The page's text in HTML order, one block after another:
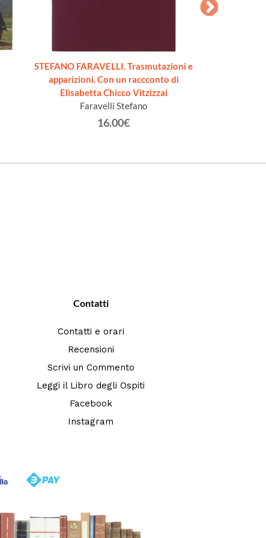
STEFANO FARAVELLI. Trasmutazioni e
apparizioni. Con un raccconto di
Elisabetta Chicco Vitzizzai
Faravelli Stefano
16.00€
Contatti
Contatti e orari
Recensioni
Scrivi un Commento
Leggi il Libro degli Ospiti
Facebook
Instagram